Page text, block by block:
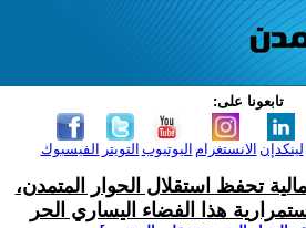
تابعونا على:
الفيسبوك التويتر اليوتيوب الانستغرام لينكدإن
تحفظ استقلال الحوار المتمدن،
هذا الفضاء اليساري الحر